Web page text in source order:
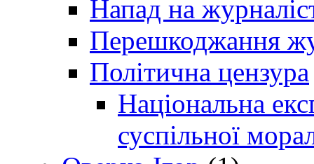
Напад на
Перешкоджання
Політична цензура
Національна
суспільної